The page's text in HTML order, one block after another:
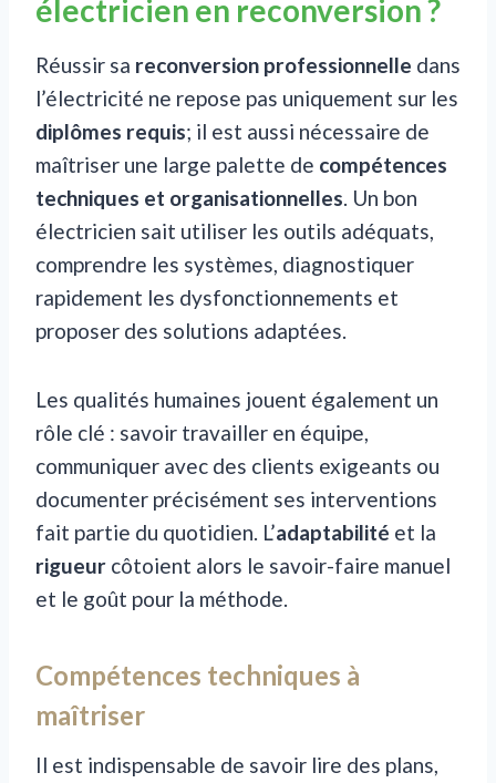
électricien en reconversion ?
Réussir sa reconversion professionnelle dans
l’électricité ne repose pas uniquement sur les
diplômes requis; il est aussi nécessaire de
maîtriser une large palette de compétences
techniques et organisationnelles. Un bon
électricien sait utiliser les outils adéquats,
comprendre les systèmes, diagnostiquer
rapidement les dysfonctionnements et
proposer des solutions adaptées.
Les qualités humaines jouent également un
rôle clé : savoir travailler en équipe,
communiquer avec des clients exigeants ou
documenter précisément ses interventions
fait partie du quotidien. L’adaptabilité et la
rigueur côtoient alors le savoir-faire manuel
et le goût pour la méthode.
Compétences techniques à
maîtriser
Il est indispensable de savoir lire des plans,